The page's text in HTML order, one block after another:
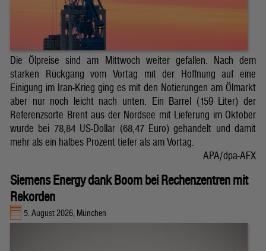
Die Ölpreise sind am Mittwoch weiter gefallen. Nach dem
starken Rückgang vom Vortag mit der Hoffnung auf eine
Einigung im Iran-Krieg ging es mit den Notierungen am Ölmarkt
aber nur noch leicht nach unten. Ein Barrel (159 Liter) der
Referenzsorte Brent aus der Nordsee mit Lieferung im Oktober
wurde bei 78,84 US-Dollar (68,47 Euro) gehandelt und damit
mehr als ein halbes Prozent tiefer als am Vortag.
APA/dpa-AFX
Siemens Energy dank Boom bei Rechenzentren mit
Rekorden
5. August 2026, München